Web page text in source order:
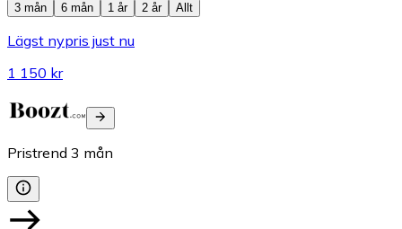
3 mån
6 mån 1 år 2 år Allt
Lägst nypris just nu
1 150 kr
Pristrend 3 mån